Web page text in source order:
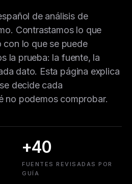
de análisis de
Contrastamos lo que
lo que se puede
la prueba: la fuente, la
dato. Esta página explica
decide cada
no podemos comprobar.
+40
FUENTES REVISADAS POR
GUÍA